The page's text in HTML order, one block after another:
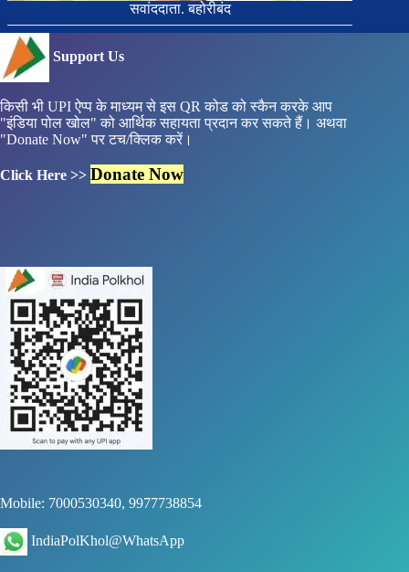
सवांददाता. बहोरीबंद
Support Us
किसी भी UPI ऐप्प के माध्यम से इस QR कोड को स्कैन करके आप
"इंडिया पोल खोल" को आर्थिक सहायता प्रदान कर सकते हैं। अथवा
"Donate Now" पर टच/क्लिक करें।
Click Here >> Donate Now
Mobile: 7000530340, 9977738854
IndiaPolKhol@WhatsApp